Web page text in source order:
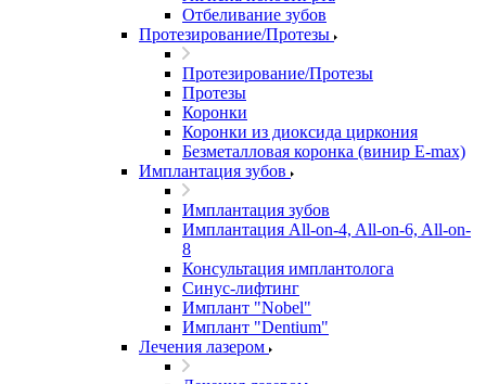
Отбеливание зубов
Протезирование/Протезы
Протезирование/Протезы
Протезы
Коронки
Коронки из диоксида циркония
Безметалловая коронка (винир E-max)
Имплантация зубов
Имплантация зубов
Имплантация All-on-4, All-on-6, All-on-
8
Консультация имплантолога
Синус-лифтинг
Имплант "Nobel"
Имплант "Dentium"
Лечения лазером